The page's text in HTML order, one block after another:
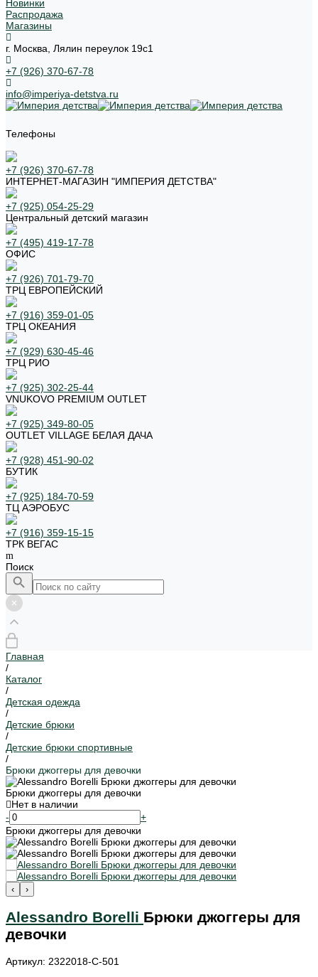
Новинки
Распродажа
Магазины
г. Москва, Лялин переулок 19с1
+7 (926) 370-67-78
info@imperiya-detstva.ru
Телефоны
+7 (926) 370-67-78
ИНТЕРНЕТ-МАГАЗИН "ИМПЕРИЯ ДЕТСТВА"
+7 (925) 054-25-29
Центральный детский магазин
+7 (495) 419-17-78
ОФИС
+7 (926) 701-79-70
ТРЦ ЕВРОПЕЙСКИЙ
+7 (916) 359-01-05
ТРЦ ОКЕАНИЯ
+7 (929) 630-45-46
ТРЦ РИО
+7 (925) 302-25-44
VNUKOVO PREMIUM OUTLET
+7 (925) 349-80-05
OUTLET VILLAGE БЕЛАЯ ДАЧА
+7 (928) 451-90-02
БУТИК
+7 (925) 184-70-59
ТЦ АЭРОБУС
+7 (916) 359-15-15
ТРК ВЕГАС
Поиск
Главная
/
Каталог
/
Детская одежда
/
Детские брюки
/
Детские брюки спортивные
/
Брюки джоггеры для девочки
Брюки джоггеры для девочки
Нет в наличии
-
+
Брюки джоггеры для девочки
‹ ›
Alessandro Borelli Брюки джоггеры для
девочки
Артикул: 2322018-C-501